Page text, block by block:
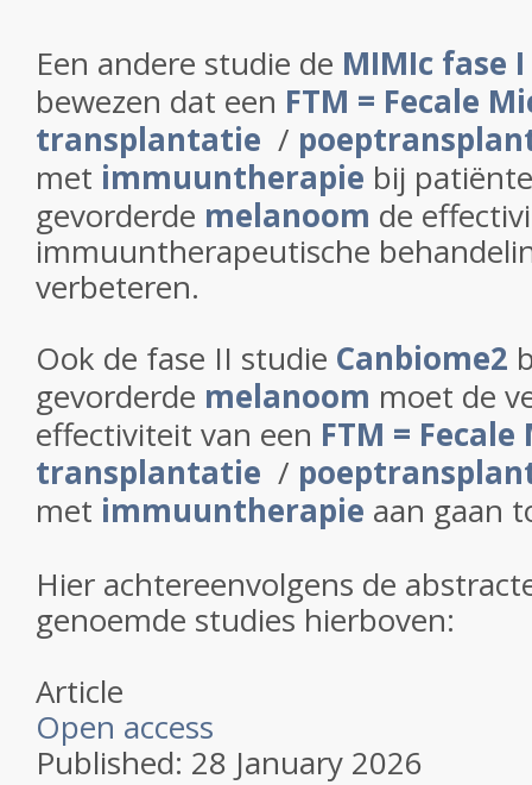
Een andere studie de MIMIc fase
bewezen dat een FTM = Fecale
transplantatie /
met immuuntherapie bij
gevorderde melanoom de
immuuntherapeutische
verbeteren.
Ook de fase II studie Canbiome2
gevorderde melanoom moet de
effectiviteit van een FTM =
transplantatie /
met immuuntherapie aan gaan
Hier achtereenvolgens de
genoemde studies hierboven:
Article
Open access
Published: 28 January 2026